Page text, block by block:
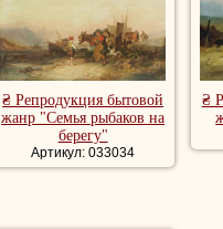
₴ Репродукция бытовой
жанр "Семья рыбаков на
берегу"
Артикул: 033034
₴